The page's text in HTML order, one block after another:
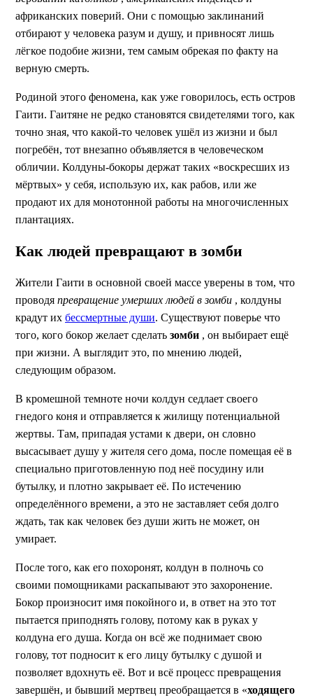
африканских поверий. Они с помощью заклинаний
отбирают у человека разум и душу, и привносят лишь
лёгкое подобие жизни, тем самым обрекая по факту на
верную смерть.
Родиной этого феномена, как уже говорилось, есть остров
Гаити. Гаитяне не редко становятся свидетелями того, как
точно зная, что какой-то человек ушёл из жизни и был
погребён, тот внезапно объявляется в человеческом
обличии. Колдуны-бокоры держат таких «воскресших из
мёртвых» у себя, использую их, как рабов, или же
продают их для монотонной работы на многочисленных
плантациях.
Как людей превращают в зомби
Жители Гаити в основной своей массе уверены в том, что
проводя превращение умерших людей в зомби , колдуны
крадут их бессмертные души. Существуют поверье что
того, кого бокор желает сделать зомби , он выбирает ещё
при жизни. А выглядит это, по мнению людей,
следующим образом.
В кромешной темноте ночи колдун седлает своего
гнедого коня и отправляется к жилищу потенциальной
жертвы. Там, припадая устами к двери, он словно
высасывает душу у жителя сего дома, после помещая её в
специально приготовленную под неё посудину или
бутылку, и плотно закрывает её. По истечению
определённого времени, а это не заставляет себя долго
ждать, так как человек без души жить не может, он
умирает.
После того, как его похоронят, колдун в полночь со
своими помощниками раскапывают это захоронение.
Бокор произносит имя покойного и, в ответ на это тот
пытается приподнять голову, потому как в руках у
колдуна его душа. Когда он всё же поднимает свою
голову, тот подносит к его лицу бутылку с душой и
позволяет вдохнуть её. Вот и всё процесс превращения
завершён, и бывший мертвец преобращается в «ходящего